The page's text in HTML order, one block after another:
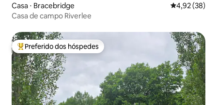
Casa ⋅ Bracebridge 4,92 de uma
4,92 (38)
Casa de campo Riverlee
Entre os melhores preferidos dos hóspedes
Preferido dos hóspedes